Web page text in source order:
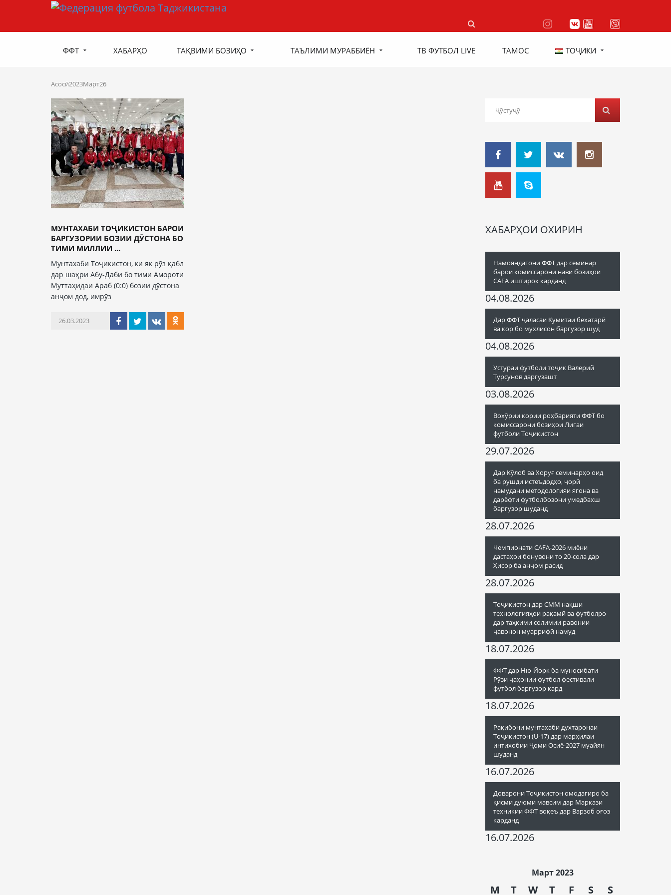
ФФТ ХАБАРҲО ТАҚВИМИ БОЗИҲО ТАЪЛИМИ МУРАББИЁН ТВ ФУТБОЛ LIVE ТАМОС ТОҶИКИ
Асосӣ2023Март26
МУНТАХАБИ ТОҶИКИСТОН БАРОИ
БАРГУЗОРИИ БОЗИИ ДӮСТОНА БО
ТИМИ МИЛЛИИ ...
Мунтахаби Тоҷикистон, ки як рӯз қабл
дар шаҳри Абу-Даби бо тими Амороти
Муттаҳидаи Араб (0:0) бозии дӯстона
анҷом дод, имрӯз
26.03.2023
ХАБАРҲОИ ОХИРИН
Намояндагони ФФТ дар семинар
барои комиссарони нави бозиҳои
CAFA иштирок карданд
04.08.2026
Дар ФФТ ҷаласаи Кумитаи бехатарӣ
ва кор бо мухлисон баргузор шуд
04.08.2026
Устураи футболи тоҷик Валерий
Турсунов даргузашт
03.08.2026
Вохӯрии кории роҳбарияти ФФТ бо
комиссарони бозиҳои Лигаи
футболи Тоҷикистон
29.07.2026
Дар Кӯлоб ва Хоруғ семинарҳо оид
ба рушди истеъдодҳо, ҷорӣ
намудани методологияи ягона ва
дарёфти футболбозони умедбахш
баргузор шуданд
28.07.2026
Чемпионати CAFA-2026 миёни
дастаҳои бонувони то 20-сола дар
Ҳисор ба анҷом расид
28.07.2026
Тоҷикистон дар СММ нақши
технологияҳои рақамӣ ва футболро
дар таҳкими солимии равонии
ҷавонон муаррифӣ намуд
18.07.2026
ФФТ дар Ню-Йорк ба муносибати
Рӯзи ҷаҳонии футбол фестивали
футбол баргузор кард
18.07.2026
Рақибони мунтахаби духтаронаи
Тоҷикистон (U-17) дар марҳилаи
интихобии Ҷоми Осиё-2027 муайян
шуданд
16.07.2026
Доварони Тоҷикистон омодагиро ба
қисми дуюми мавсим дар Маркази
техникии ФФТ воқеъ дар Варзоб оғоз
карданд
16.07.2026
Март 2023
M T W T F S S